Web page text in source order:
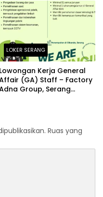
LOKER SERANG
Lowongan Kerja General
(GA) Staff – Factory
Group, Serang
Ruas yang